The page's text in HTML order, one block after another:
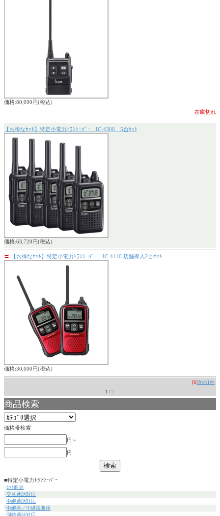
価格:80,000円(税込)
在庫切れ
【お得なｾｯﾄ】特定小電力ﾄﾗﾝｼｰﾊﾞｰ IC-4300 5台ｾｯﾄ
価格:63,720円(税込)
〓 【お得なｾｯﾄ】特定小電力ﾄﾗﾝｼｰﾊﾞｰ IC-4110 店舗導入2台ｾｯﾄ
価格:30,000円(税込)
[6]次の1件
1 / 2
商品検索
価格帯検索
円～
円
■特定小電力ﾄﾗﾝｼｰﾊﾞｰ
･ｾｯﾄ商品
･交互通話対応
･中継通話対応
･中継器／中継器兼用
･ 同時通話対応